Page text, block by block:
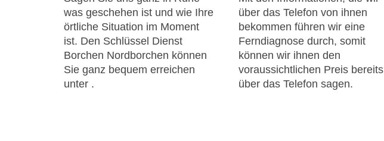
was geschehen ist und wie Ihre
örtliche Situation im Moment
ist. Den Schlüssel Dienst
Borchen Nordborchen können
Sie ganz bequem erreichen
unter .
über das Telefon von ihnen
bekommen führen wir eine
Ferndiagnose durch, somit
können wir ihnen den
voraussichtlichen Preis bereits
über das Telefon sagen.